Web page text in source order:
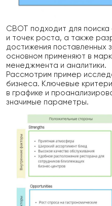
СВОТ подходит для поиска
и точек роста, а также
достижения поставленных
основном применяют в
менеджмента и аналитики.
Рассмотрим пример
бизнеса. Ключевые
в графике и
значимые параметры.